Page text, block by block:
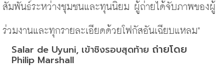
สัมพันธ์ระหว่างชุมชนและทุนนิยม ผู้ถ่ายได้จับภาพของผู้
ร่วมงานและทุกรายละเอียดด้วยโฟกัสอันเฉียบแหลม"
Salar de Uyuni, เข้าชิงรอบสุดท้าย ถ่ายโดย
Philip Marshall